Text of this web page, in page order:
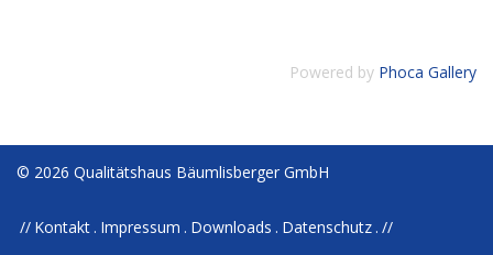
Powered by Phoca Gallery
© 2026 Qualitätshaus Bäumlisberger GmbH
Kontakt Impressum Downloads Datenschutz //